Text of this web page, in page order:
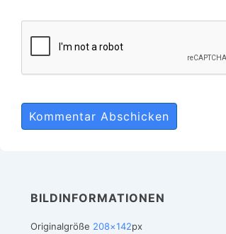
BILDINFORMATIONEN
Originalgröße 208×142px